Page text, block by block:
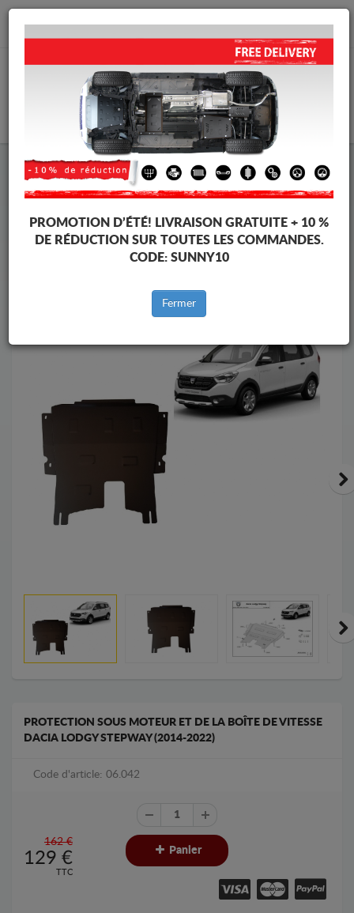
info@protectionsousmoteur.eu
Protection Sous Moteur Dacia
Protection Sous Moteur Dacia Lodgy
Marques
PROTECTION SOUS MOTEUR ET DE LA BOÎTE DE VITESSE
DACIA LODGY STEPWAY (2014-2022)
Code d'article: 06.042
162 €
129 €
TTC
Panier
PROMOTION D’ÉTÉ! LIVRAISON GRATUITE + 10 %
DE RÉDUCTION SUR TOUTES LES COMMANDES.
CODE: SUNNY10
Fermer